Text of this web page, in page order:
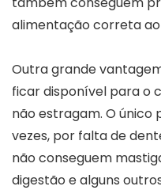
alimentação correta
Outra grande
ficar disponível para o
não estragam. O único
vezes, por falta de
não conseguem
digestão e alguns